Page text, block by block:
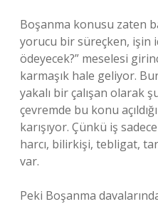
Boşanma konusu zaten
yorucu bir süreçken, işin
ödeyecek?” meselesi
karmaşık hale geliyor.
yakalı bir çalışan olarak
çevremde bu konu
karışıyor. Çünkü iş
harcı, bilirkişi, tebligat,
var.
Peki Boşanma